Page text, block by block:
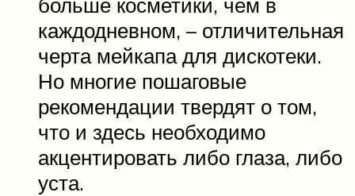
каждодневном, – отличительная
черта мейкапа для дискотеки.
Но многие пошаговые
рекомендации твердят о том,
что и здесь необходимо
акцентировать либо глаза, либо
уста.